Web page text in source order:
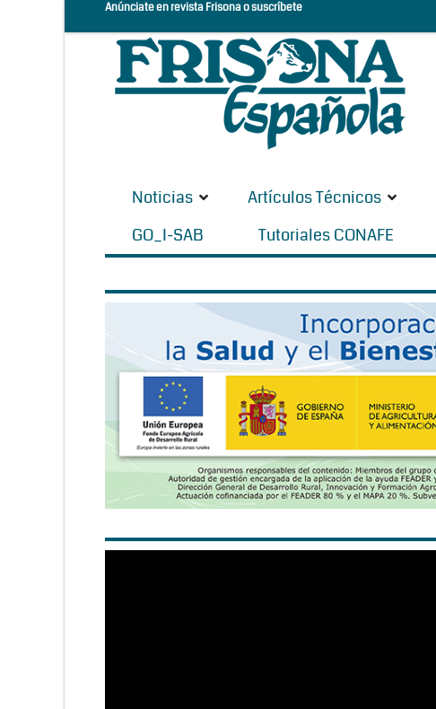
Anúnciate en revista Frisona o suscríbete
Noticias Artículos Técnicos
GO_I-SAB
Tutoriales CONAFE